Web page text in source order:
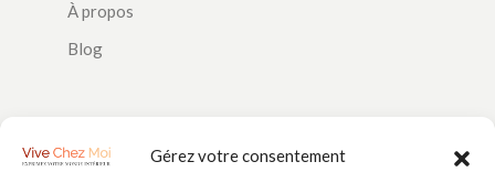
Gérez votre consentement
À propos
Blog